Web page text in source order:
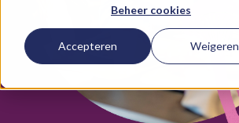
Beheer cookies
Accepteren Weigeren